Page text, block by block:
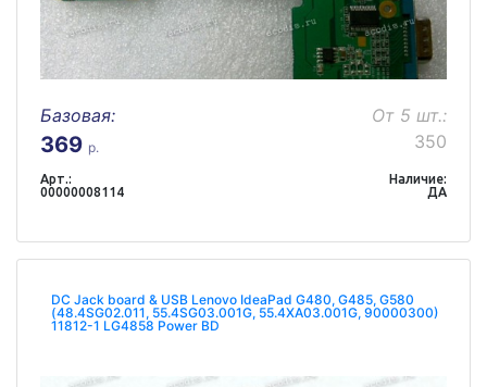
Базовая:
369 р.
От 5 шт.:
350
Арт.:
00000008114
Наличие:
ДА
DC Jack board & USB Lenovo IdeaPad G480, G485, G580
(48.4SG02.011, 55.4SG03.001G, 55.4XA03.001G, 90000300)
11812-1 LG4858 Power BD